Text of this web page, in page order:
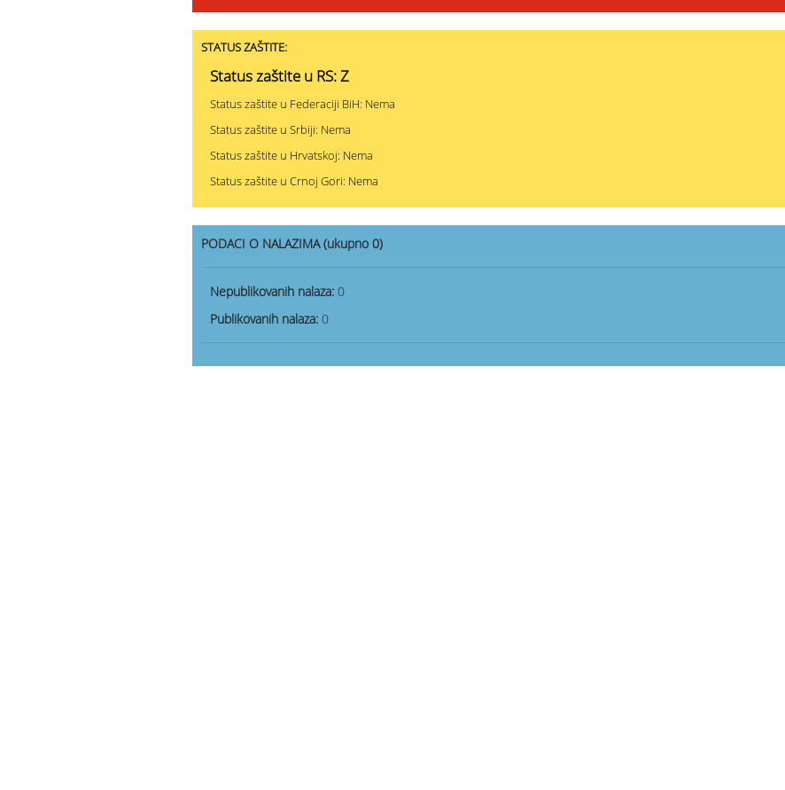
STATUS ZAŠTITE:
Status zaštite u RS: Z
Status zaštite u Federaciji BiH: Nema
Status zaštite u Srbiji: Nema
Status zaštite u Hrvatskoj: Nema
Status zaštite u Crnoj Gori: Nema
PODACI O NALAZIMA (ukupno 0)
Nepublikovanih nalaza: 0
Publikovanih nalaza: 0